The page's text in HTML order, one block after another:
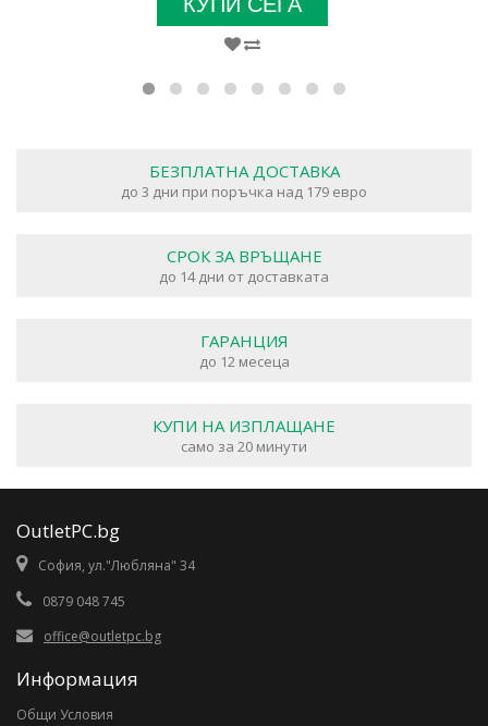
БЕЗПЛАТНА ДОСТАВКА
до 3 дни при поръчка над 179 евро
СРОК ЗА ВРЪЩАНЕ
до 14 дни от доставката
ГАРАНЦИЯ
до 12 месеца
КУПИ НА ИЗПЛАЩАНЕ
само за 20 минути
OutletPC.bg
София, ул."Любляна" 34
0879 048 745
office@outletpc.bg
Информация
Общи Условия